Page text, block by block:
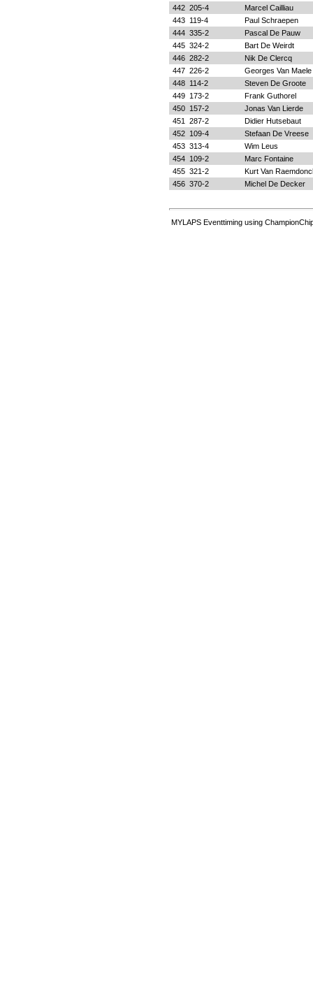
442 205-4
Marcel Cailliau
443
119-4
Paul Schraepen
444 335-2
Pascal De Pauw
445 324-2
Bart De Weirdt
446 282-2
Nik De Clercq
447 226-2
Georges Van Maele
448
114-2
Steven De Groote
449
173-2
Frank Guthorel
450
157-2
Jonas Van Lierde
451
287-2
Didier Hutsebaut
452
109-4
Stefaan De Vreese
453 313-4
Wim Leus
454
109-2
Marc Fontaine
455 321-2
Kurt Van
456 370-2 Michel De Decker
MYLAPS Eventtiming using